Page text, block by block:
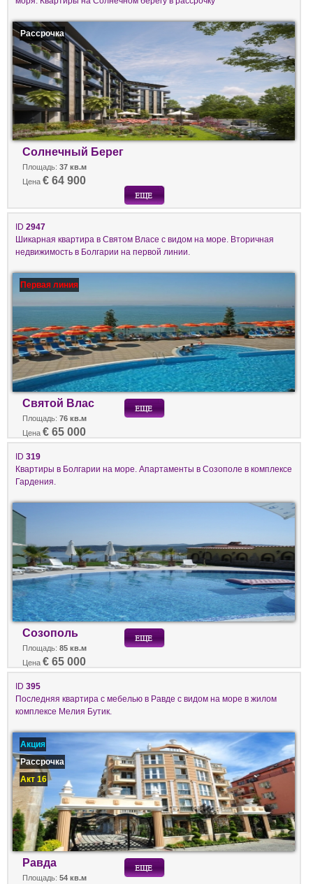
Рассрочка
Солнечный Берег
Площадь: 37 кв.м
Цена € 64 900
ID 2947
Шикарная квартира в Святом Власе с видом на море. Вторичная
недвижимость в Болгарии на первой линии.
Первая линия
Святой Влас
Площадь: 76 кв.м
Цена € 65 000
ID 319
Квартиры в Болгарии на море. Апартаменты в Созополе в комплексе
Гардения.
Созополь
Площадь: 85 кв.м
Цена € 65 000
ID 395
Последняя квартира с мебелью в Равде с видом на море в жилом
комплексе Мелия Бутик.
Акция
Рассрочка
Акт 16
Равда
Площадь: 54 кв.м